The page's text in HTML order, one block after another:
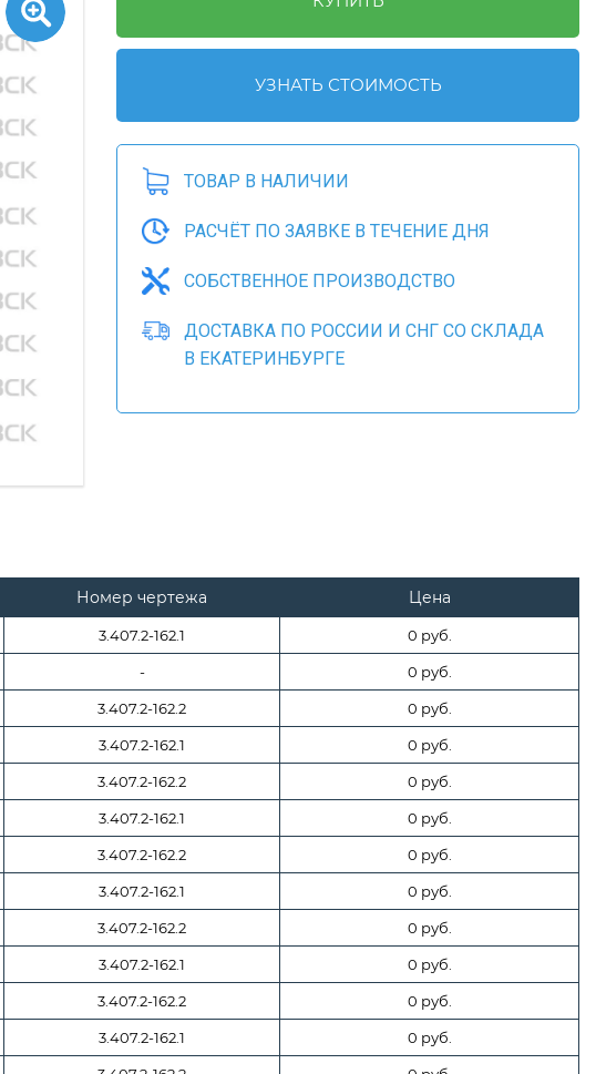
УЗНАТЬ СТОИМОСТЬ
ТОВАР В НАЛИЧИИ
РАСЧЁТ ПО ЗАЯВКЕ В ТЕЧЕНИЕ ДНЯ
СОБСТВЕННОЕ ПРОИЗВОДСТВО
ДОСТАВКА ПО РОССИИ И СНГ СО СКЛАДА
В ЕКАТЕРИНБУРГЕ
Номер чертежа Цена
3.407.2-162.1 0 руб.
- 0 руб.
3.407.2-162.2 0 руб.
3.407.2-162.1 0 руб.
3.407.2-162.2 0 руб.
3.407.2-162.1 0 руб.
3.407.2-162.2 0 руб.
3.407.2-162.1 0 руб.
3.407.2-162.2 0 руб.
3.407.2-162.1 0 руб.
3.407.2-162.2 0 руб.
3.407.2-162.1 0 руб.